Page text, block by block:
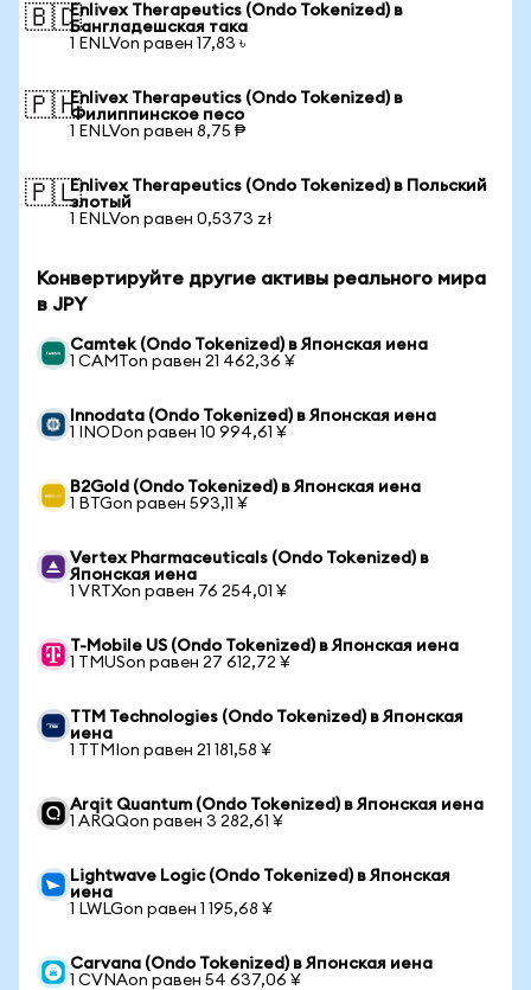
🇧🇩Enlivex Therapeutics (Ondo Tokenized) в
Бангладешская така
1 ENLVon равен 17,83 ৳
🇵🇭Enlivex Therapeutics (Ondo Tokenized) в
Филиппинское песо
1 ENLVon равен 8,75 ₱
🇵🇱Enlivex Therapeutics (Ondo Tokenized) в Польский
злотый
1 ENLVon равен 0,5373 zł
Конвертируйте другие активы реального мира
в JPY
Camtek (Ondo Tokenized) в Японская иена
1 CAMTon равен 21 462,36 ¥
Innodata (Ondo Tokenized) в Японская иена
1 INODon равен 10 994,61 ¥
B2Gold (Ondo Tokenized) в Японская иена
1 BTGon равен 593,11 ¥
Vertex Pharmaceuticals (Ondo Tokenized) в
Японская иена
1 VRTXon равен 76 254,01 ¥
T-Mobile US (Ondo Tokenized) в Японская иена
1 TMUSon равен 27 612,72 ¥
TTM Technologies (Ondo Tokenized) в Японская
иена
1 TTMIon равен 21 181,58 ¥
Arqit Quantum (Ondo Tokenized) в Японская иена
1 ARQQon равен 3 282,61 ¥
Lightwave Logic (Ondo Tokenized) в Японская
иена
1 LWLGon равен 1 195,68 ¥
Carvana (Ondo Tokenized) в Японская иена
1 CVNAon равен 54 637,06 ¥